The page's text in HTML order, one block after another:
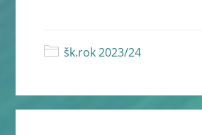
šk.rok 2023/24